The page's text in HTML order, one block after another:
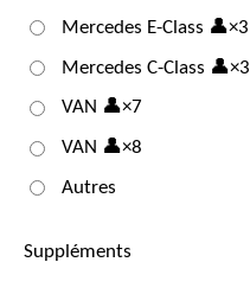
Mercedes E-Class 👤×3
Mercedes C-Class 👤×3
VAN 👤×7
VAN 👤×8
Autres
Suppléments